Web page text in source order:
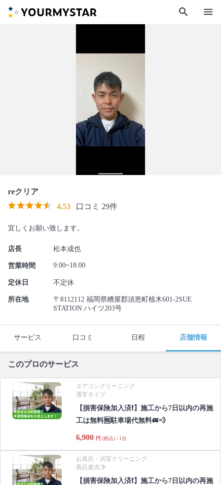
search menu
reクリア
4.53
口コミ 29件
宜しくお願い致します。
店長 松本成也
営業時間 9:00~18:00
定休日 不定休
所在地
〒8112112 福岡県糟屋郡須恵町植木601-2SUE
STATION ハイツ203号
サービス 口コミ 日程 店舗情報
このプロのサービス
エアコンクリーニング
通常タイプ
【損害保険加入済❗️】施工から7日以内の再施
工は無料🈚️駐車場代無料🚐💨
6,900 円 (税込) / 1台
お風呂・浴室クリーニング
風呂釜洗浄
【損害保険加入済❗️】施工から7日以内の再施